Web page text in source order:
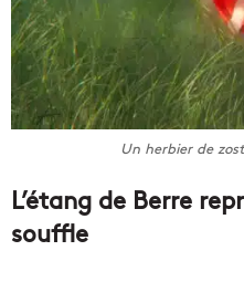
Un herbier de
L’étang de Berre
souffle